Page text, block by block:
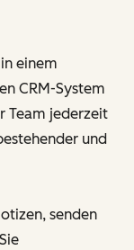
einem
CRM-System
Team jederzeit
und
senden